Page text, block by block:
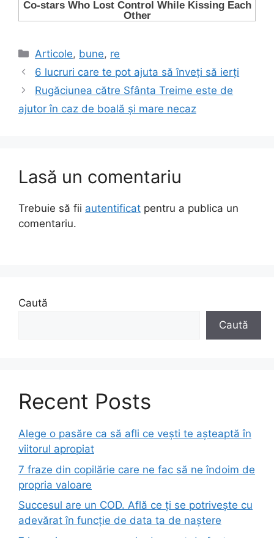
Categorii
Articole, bune, re
6 lucruri care te pot ajuta să înveți să ierți
Rugăciunea către Sfânta Treime este de
ajutor în caz de boală și mare necaz
Lasă un comentariu
Trebuie să fii autentificat pentru a publica un
comentariu.
Caută
Caută
Recent Posts
Alege o pasăre ca să afli ce vești te așteaptă în
viitorul apropiat
7 fraze din copilărie care ne fac să ne îndoim de
propria valoare
Succesul are un COD. Află ce ți se potrivește cu
adevărat în funcție de data ta de naștere